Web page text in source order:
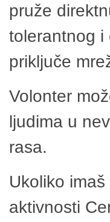
pruže
tolerantnog i
priključe
Volonter
ljudima u
rasa.
Ukoliko
aktivnosti